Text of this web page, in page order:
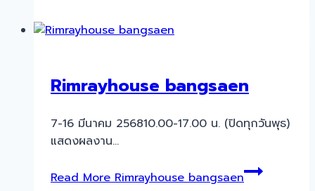
Rimrayhouse bangsaen
7-16 มีนาคม 256810.00-17.00 น. (ปิดทุกวันพุธ)
แสดงผลงาน…
Read MoreRimrayhouse bangsaen